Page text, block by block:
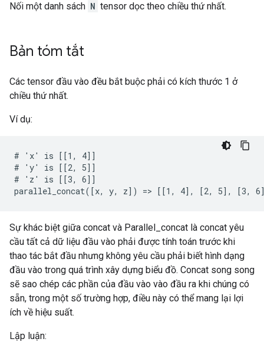
Nối một danh sách N tensor dọc theo chiều thứ nhất.
Bản tóm tắt
Các tensor đầu vào đều bắt buộc phải có kích thước 1 ở
chiều thứ nhất.
Ví dụ:
# 'x' is [[1, 4]]
# 'y' is [[2, 5]]
# 'z' is [[3, 6]]
parallel_concat([x, y, z]) => [[1, 4], [2, 5], [3,
Sự khác biệt giữa concat và Parallel_concat là concat yêu
cầu tất cả dữ liệu đầu vào phải được tính toán trước khi
thao tác bắt đầu nhưng không yêu cầu phải biết hình dạng
đầu vào trong quá trình xây dựng biểu đồ. Concat song song
sẽ sao chép các phần của đầu vào vào đầu ra khi chúng có
sẵn, trong một số trường hợp, điều này có thể mang lại lợi
ích về hiệu suất.
Lập luận: